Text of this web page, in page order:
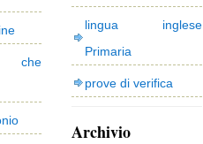
che
lingua inglese
Primaria
prove di verifica
Archivio